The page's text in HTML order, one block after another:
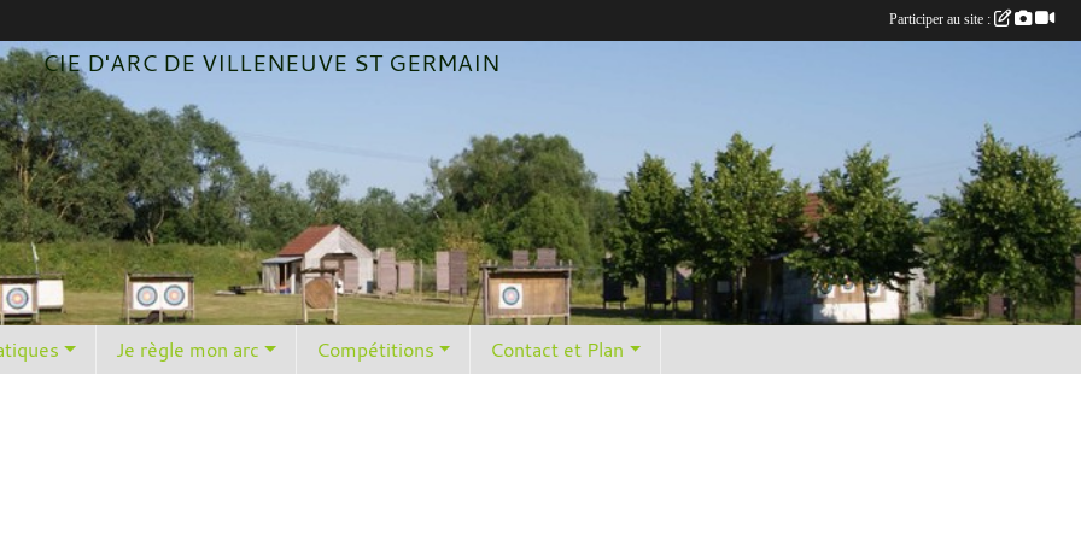
CIE D'ARC DE VILLENEUVE ST GERMAIN
Je règle mon arc Compétitions Contact et Plan
Participer au site :